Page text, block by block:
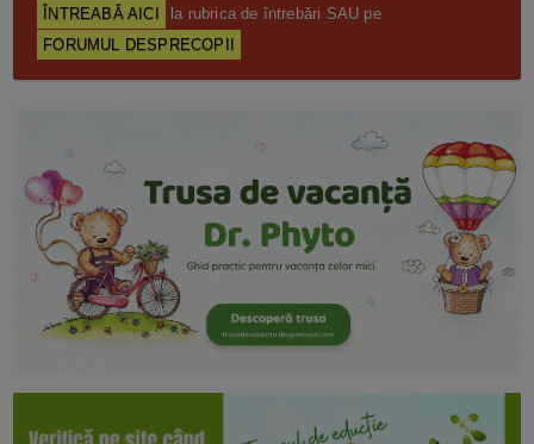
ÎNTREABĂ AICI
la rubrica de întrebări SAU pe
FORUMUL DESPRECOPII